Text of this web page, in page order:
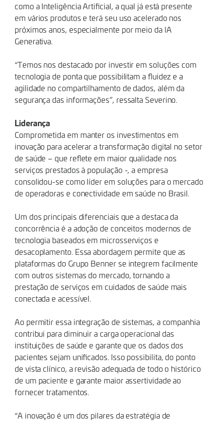
como a Inteligência Artificial, a qual já está presente
em vários produtos e terá seu uso acelerado nos
próximos anos, especialmente por meio da IA
Generativa.
“Temos nos destacado por investir em soluções com
tecnologia de ponta que possibilitam a fluidez e a
agilidade no compartilhamento de dados, além da
segurança das informações”, ressalta Severino.
Liderança
Comprometida em manter os investimentos em
inovação para acelerar a transformação digital no setor
de saúde – que reflete em maior qualidade nos
serviços prestados à população -, a empresa
consolidou-se como líder em soluções para o mercado
de operadoras e conectividade em saúde no Brasil.
Um dos principais diferenciais que a destaca da
concorrência é a adoção de conceitos modernos de
tecnologia baseados em microsserviços e
desacoplamento. Essa abordagem permite que as
plataformas do Grupo Benner se integrem facilmente
com outros sistemas do mercado, tornando a
prestação de serviços em cuidados de saúde mais
conectada e acessível.
Ao permitir essa integração de sistemas, a companhia
contribui para diminuir a carga operacional das
instituições de saúde e garante que os dados dos
pacientes sejam unificados. Isso possibilita, do ponto
de vista clínico, a revisão adequada de todo o histórico
de um paciente e garante maior assertividade ao
fornecer tratamentos.
“A inovação é um dos pilares da estratégia de